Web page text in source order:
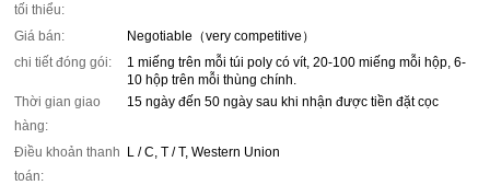
tối thiểu:
Giá bán:
Negotiable（very competitive）
chi tiết đóng gói:
1 miếng trên mỗi túi poly có vít, 20-100 miếng mỗi hộp, 6-
10 hộp trên mỗi thùng chính.
Thời gian giao
hàng:
15 ngày đến 50 ngày sau khi nhận được tiền đặt cọc
Điều khoản thanh
toán:
L / C, T / T, Western Union